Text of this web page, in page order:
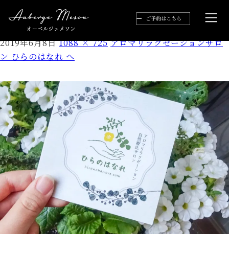
lrg_dsc00857-1.jpg
2019年6月8日 1088 × 725 アロマリラクゼーションサロ
ン ひらのはなれ へ